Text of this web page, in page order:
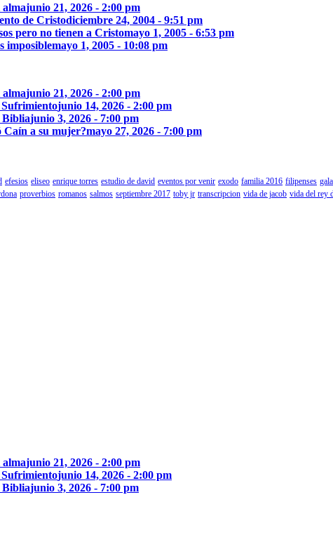
junio 21, 2026 - 2:00 pm
de Cristodiciembre 24, 2004 - 9:51 pm
pero no tienen a Cristomayo 1, 2005 - 6:53 pm
imposiblemayo 1, 2005 - 10:08 pm
junio 21, 2026 - 2:00 pm
junio 14, 2026 - 2:00 pm
Bibliajunio 3, 2026 - 7:00 pm
Caín a su mujer?mayo 27, 2026 - 7:00 pm
efesios eliseo enrique torres estudio de david eventos por venir exodo familia 2016 filipenses
proverbios romanos salmos septiembre 2017 toby jr transcripcion vida de jacob vida del rey
junio 21, 2026 - 2:00 pm
junio 14, 2026 - 2:00 pm
Bibliajunio 3, 2026 - 7:00 pm